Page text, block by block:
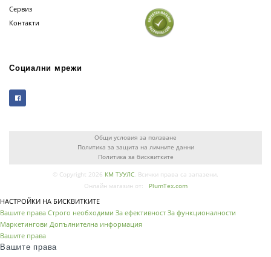
Сервиз
Контакти
Социални мрежи
Общи условия за ползване
Политика за защита на личните данни
Политика за бисквитките
© Copyright 2026 КМ ТУУЛС. Всички права са запазени.
Онлайн магазин от:
PlumTex.com
НАСТРОЙКИ НА БИСКВИТКИТЕ
Вашите права Строго необходими За ефективност За функционалности
Маркетингови Допълнителна информация
Вашите права
Вашите права